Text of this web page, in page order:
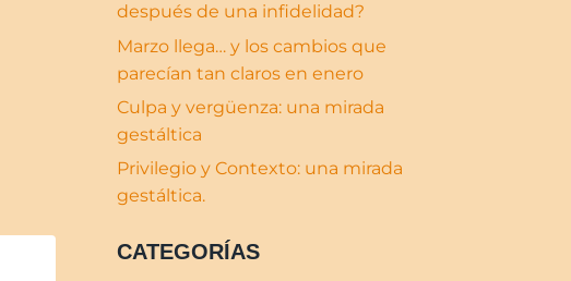
después de una infidelidad?
Marzo llega… y los cambios que
parecían tan claros en enero
Culpa y vergüenza: una mirada
gestáltica
Privilegio y Contexto: una mirada
gestáltica.
CATEGORÍAS